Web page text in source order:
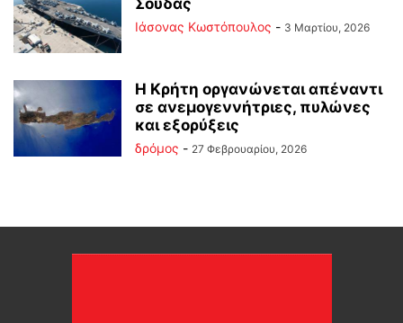
Σούδας
Ιάσονας Κωστόπουλος - 3 Μαρτίου, 2026
Η Κρήτη οργανώνεται απέναντι
σε ανεμογεννήτριες, πυλώνες
και εξορύξεις
δρόμος - 27 Φεβρουαρίου, 2026